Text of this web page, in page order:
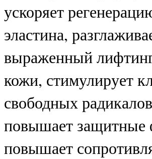
ускоряет
эластина,
выраженный
кожи, стимулирует
свободных
повышает защитные
повышает